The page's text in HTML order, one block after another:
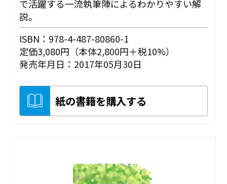
で活躍する一流執筆陣によるわかりやすい解
説。
ISBN：978-4-487-80860-1
定価3,080円（本体2,800円＋税10%）
発売年月日：2017年05月30日
紙の書籍を購入する